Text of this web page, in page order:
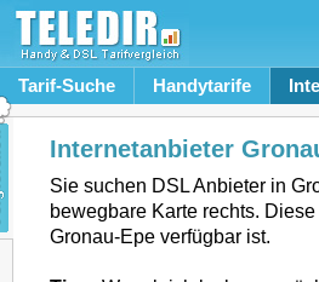
Tarif-Suche Handytarife
Internetanbieter
Sie suchen DSL Anbieter in
bewegbare Karte rechts.
Gronau-Epe verfügbar ist.